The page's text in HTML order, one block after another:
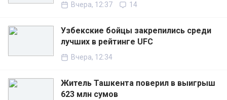
Вчера, 12:37 14
Узбекские бойцы закрепились среди
лучших в рейтинге UFC
Вчера, 12:34
Житель Ташкента поверил в выигрыш
623 млн сумов